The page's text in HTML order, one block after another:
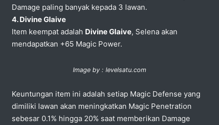
Damage paling banyak kepada 3 lawan.
4. Divine Glaive
Item keempat adalah Divine Glaive, Selena akan
mendapatkan +65 Magic Power.
Image by : levelsatu.com
Keuntungan item ini adalah setiap Magic Defense yang
dimiliki lawan akan meningkatkan Magic Penetration
sebesar 0.1% hingga 20% saat memberikan Damage